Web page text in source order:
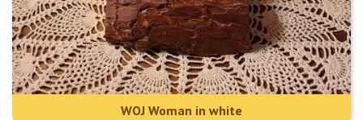
WOJ Woman in white